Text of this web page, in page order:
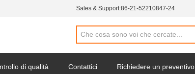
Sales & Support:86-21-52210847-24
di qualità Contattici Richiedere un preventivo